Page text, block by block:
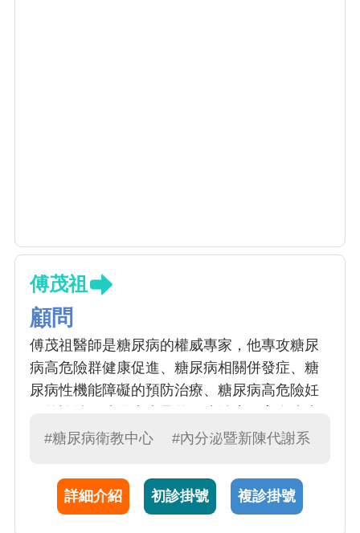
傅茂祖
顧問
傅茂祖醫師是糖尿病的權威專家，他專攻糖尿
病高危險群健康促進、糖尿病相關併發症、糖
尿病性機能障礙的預防治療、糖尿病高危險妊
及高血壓。傅醫師近年積極投入雲端醫療資訊
#糖尿病衛教中心 #內分泌暨新陳代謝系
詳細介紹 初診掛號 複診掛號